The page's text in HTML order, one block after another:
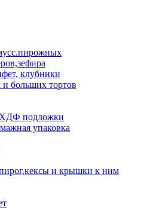
клубники
больших тортов
подложки
упаковка
и крышки к ним